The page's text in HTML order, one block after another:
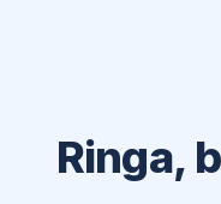
Ringa,